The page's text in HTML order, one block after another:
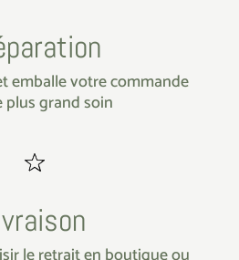
emballe votre commande
plus grand soin